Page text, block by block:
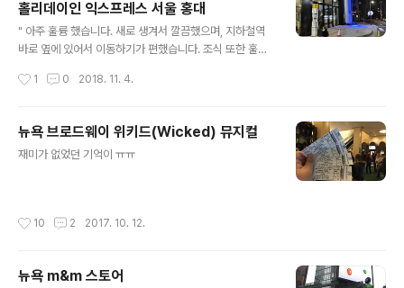
홀리데이인 익스프레스 서울 홍대
" 아주 훌륭 했습니다. 새로 생겨서 깔끔했으며, 지하철역
바로 옆에 있어서 이동하기가 편했습니다. 조식 또한 훌륭
하면 무료로 제공해 줍니다. "
1 0 2018. 11. 4.
뉴욕 브로드웨이 위키드(Wicked) 뮤지컬
재미가 없었던 기억이 ㅠㅠ
10 2 2017. 10. 12.
뉴욕 m&m 스토어